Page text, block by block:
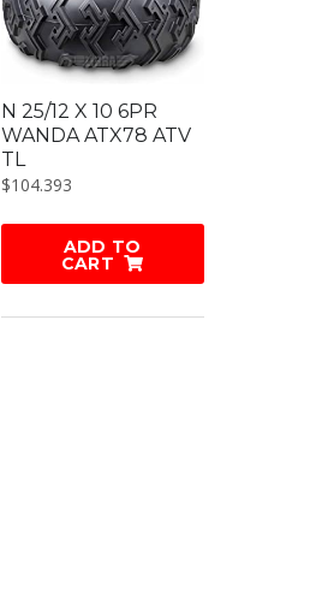
N 25/12 X 10 6PR
WANDA ATX78 ATV
TL
$104.393
ADD TO
CART